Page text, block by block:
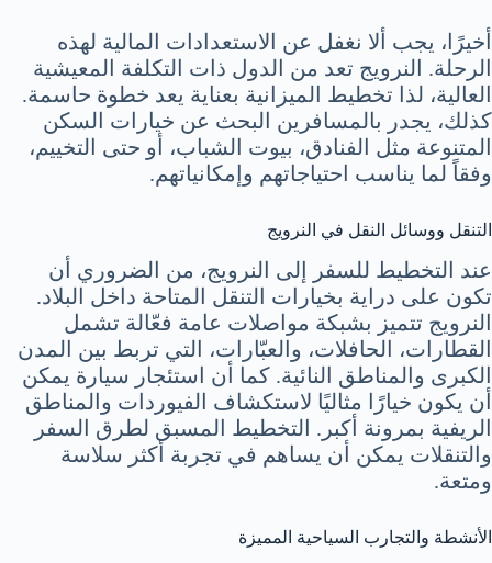
أخيرًا، يجب ألا نغفل عن الاستعدادات المالية لهذه
الرحلة. النرويج تعد من الدول ذات التكلفة المعيشية
العالية، لذا تخطيط الميزانية بعناية يعد خطوة حاسمة.
كذلك، يجدر بالمسافرين البحث عن خيارات السكن
المتنوعة مثل الفنادق، بيوت الشباب، أو حتى التخييم،
وفقاً لما يناسب احتياجاتهم وإمكانياتهم.
التنقل ووسائل النقل في النرويج
عند التخطيط للسفر إلى النرويج، من الضروري أن
تكون على دراية بخيارات التنقل المتاحة داخل البلاد.
النرويج تتميز بشبكة مواصلات عامة فعّالة تشمل
القطارات، الحافلات، والعبّارات، التي تربط بين المدن
الكبرى والمناطق النائية. كما أن استئجار سيارة يمكن
أن يكون خيارًا مثاليًا لاستكشاف الفيوردات والمناطق
الريفية بمرونة أكبر. التخطيط المسبق لطرق السفر
والتنقلات يمكن أن يساهم في تجربة أكثر سلاسة
ومتعة.
الأنشطة والتجارب السياحية المميزة